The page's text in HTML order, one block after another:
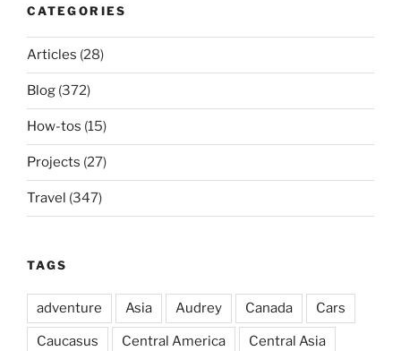
CATEGORIES
Articles (28)
Blog (372)
How-tos (15)
Projects (27)
Travel (347)
TAGS
adventure Asia Audrey Canada Cars
Caucasus Central America Central Asia